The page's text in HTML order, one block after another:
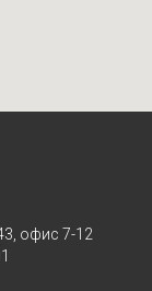
офис 7-12